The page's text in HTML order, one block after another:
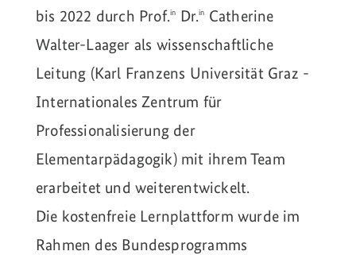
bis 2022 durch Prof.in Dr.in Catherine
Walter-Laager als wissenschaftliche
Leitung (Karl Franzens Universität Graz -
Internationales Zentrum für
Professionalisierung der
Elementarpädagogik) mit ihrem Team
erarbeitet und weiterentwickelt.
Die kostenfreie Lernplattform wurde im
Rahmen des Bundesprogramms